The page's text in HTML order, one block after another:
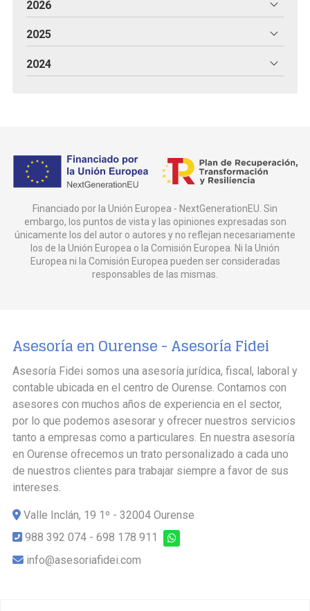
2026
2025
2024
Financiado por la Unión Europea - NextGenerationEU. Sin
embargo, los puntos de vista y las opiniones expresadas son
únicamente los del autor o autores y no reflejan necesariamente
los de la Unión Europea o la Comisión Europea. Ni la Unión
Europea ni la Comisión Europea pueden ser consideradas
responsables de las mismas.
Asesoría en Ourense -Asesoría Fidei
Asesoría Fidei somos una asesoría jurídica, fiscal, laboral y
contable ubicada en el centro de Ourense. Contamos con
asesores con muchos años de experiencia en el sector,
por lo que podemos asesorar y ofrecer nuestros servicios
tanto a empresas como a particulares. En nuestra asesoría
en Ourense ofrecemos un trato personalizado a cada uno
de nuestros clientes para trabajar siempre a favor de sus
intereses.
Valle Inclán, 19 1º - 32004 Ourense
988 392 074 - 698 178 911
info@asesoriafidei.com